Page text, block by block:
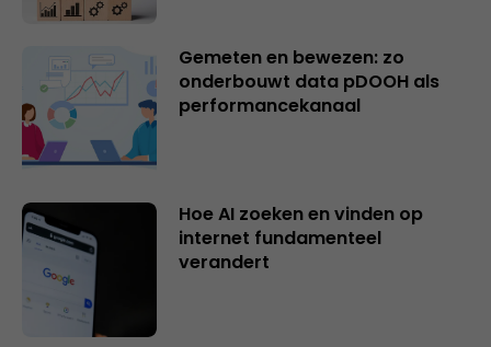
Gemeten en bewezen: zo
onderbouwt data pDOOH als
performancekanaal
Hoe AI zoeken en vinden op
internet fundamenteel
verandert